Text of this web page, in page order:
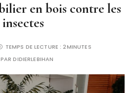
en bois contre les
insectes
TEMPS DE LECTURE :2MINUTES
PARDIDIERLEBIHAN